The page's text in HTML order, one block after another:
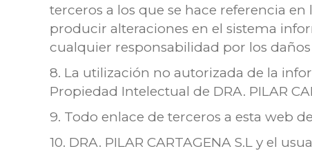
terceros a los que se hace referencia
producir alteraciones en el sistema
cualquier responsabilidad por los
8. La utilización no autorizada de la
Propiedad Intelectual de DRA. PILAR
9. Todo enlace de terceros a esta web
10. DRA. PILAR CARTAGENA S.L y el